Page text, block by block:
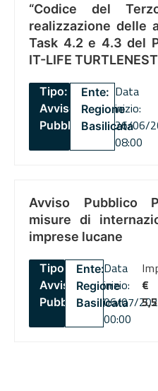
“Codice del
realizzazione delle
Task 4.2 e 4.3 del
IT-LIFE
Tipo:
Avviso
Pubblico
Ente:
Regione
Basilicata
Data
inizio:
26/06/
08:00
Avviso Pubblico
misure di
imprese lucane
Tipo:
Avviso
Pubblico
Ente:
Regione
Basilicata
Data
inizio:
06/07/
00:00
€